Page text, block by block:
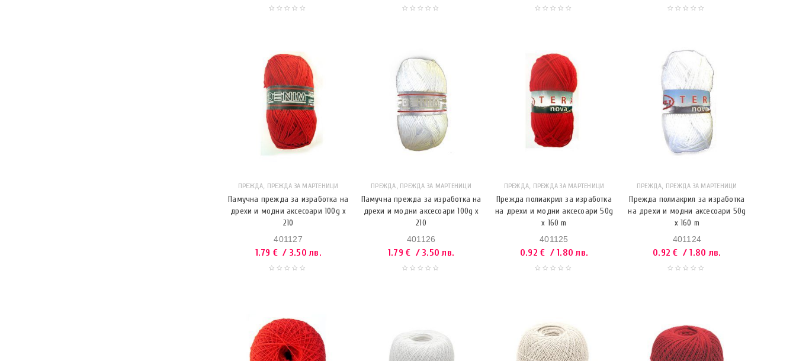
ПРЕЖДА, ПРЕЖДА ЗА МАРТЕНИЦИ
Памучна прежда за изработка на
дрехи и модни аксесоари 100g x
210
401127
1.79 € / 3.50 лв.
ПРЕЖДА, ПРЕЖДА ЗА МАРТЕНИЦИ
Памучна прежда за изработка на
дрехи и модни аксесоари 100g x
210
401126
1.79€ / 3.50 лв.
ПРЕЖДА, ПРЕЖДА ЗА МАРТЕНИЦИ
Прежда полиакрил за изработка
на дрехи и модни аксесоари 50g
x 160 m
401125
0.92€ / 1.80 лв.
ПРЕЖДА, ПРЕЖДА ЗА МАРТЕНИЦИ
Прежда полиакрил за изработка
на дрехи и модни аксесоари 50g
x 160 m
401124
0.92€ / 1.80 лв.